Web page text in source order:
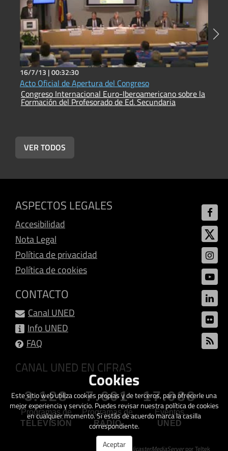
16/7/13 |00:32:30
Acto Oficial de Apertura del Congreso
Congreso Internacional Euro-Iberoamericano sobre la
Formación del Profesorado de Ed. Secundaria
VER TODOS
ASPECTOS LEGALES
Accesibilidad
Nota Legal
Política de privacidad
Política de cookies
CONTACTO
Canal UNED
Info UNED
FAQ
CANAL UNED EN CIFRAS
3.128
Programas de
TELEVISIÓN
7.601
Programas de
RADIO
17.088
Eventos
UNED
Creado con GalicasterMediaServerpor Teltek
Cookies
Este sitio web utiliza cookies propias y de terceros, para ofrecerle una
mejor experiencia y servicio. Puedes revisar nuestra política de cookies
en cualquier momento. Si estás de acuerdo marca la casilla
correspondiente.
Aceptar